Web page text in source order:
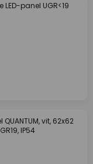
LED-panel UGR<19
vit, 62x62
IP54